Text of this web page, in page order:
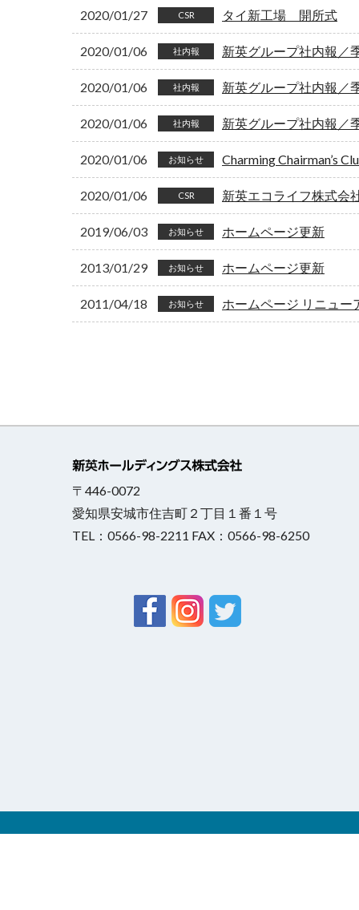
2020/01/27 CSR タイ新工場 開所式
2020/01/06 社内報 新英グループ社内報
2020/01/06 社内報 新英グループ社内報
2020/01/06 社内報 新英グループ社内報
2020/01/06 お知らせ Charming Chairman’s
2020/01/06 CSR 新英エコライフ株式
2019/06/03 お知らせ ホームページ更新
2013/01/29 お知らせ ホームページ更新
2011/04/18 お知らせ ホームページ リニュー
〒446-0072
愛知県安城市住吉町２丁目１番１号
TEL：0566-98-2211 FAX：0566-98-6250